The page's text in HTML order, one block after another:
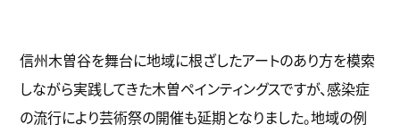
信州木曽谷を舞台に地域に根ざしたアートのあり方を模索
しながら実践してきた木曽ペインティングスですが、感染症
の流行により芸術祭の開催も延期となりました。地域の例